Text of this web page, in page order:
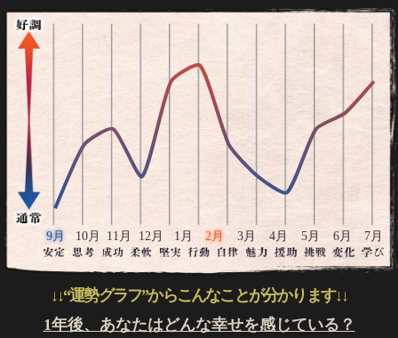
9月 10月 11月 12月 1月 2月 3月 4月 5月 6月 7月
↓↓“運勢グラフ”からこんなことが分かります↓↓
1年後、あなたはどんな幸せを感じている？